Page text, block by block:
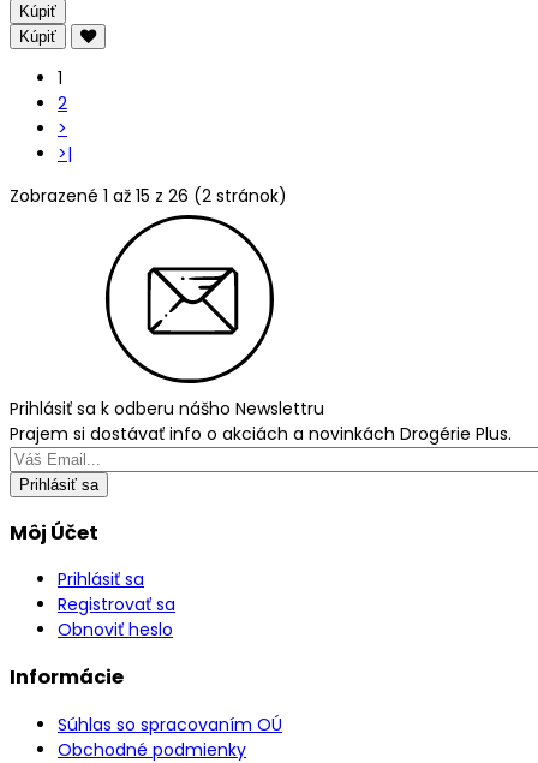
Kúpiť
Kúpiť
1
2
>
>|
Zobrazené 1 až 15 z 26 (2 stránok)
Prihlásiť sa k odberu nášho Newslettru
Prajem si dostávať info o akciách a novinkách Drogérie Plus.
Prihlásiť sa
Môj Účet
Prihlásiť sa
Registrovať sa
Obnoviť heslo
Informácie
Súhlas so spracovaním OÚ
Obchodné podmienky